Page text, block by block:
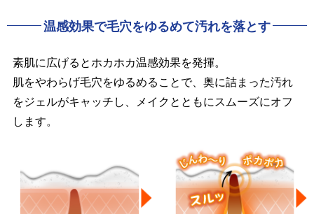
温感効果で毛穴をゆるめて汚れを落とす
素肌に広げるとホカホカ温感効果を発揮。
肌をやわらげ毛穴をゆるめることで、奥に詰まった汚れ
をジェルがキャッチし、メイクとともにスムーズにオフ
します。